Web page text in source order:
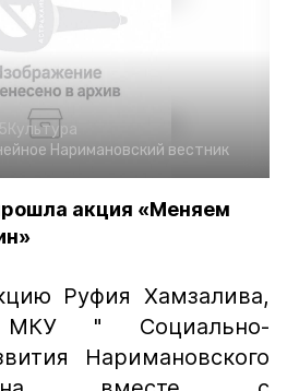
Культура
Наримановский вестник
акция «Меняем
Руфия Хамзалива,
МКУ " Социально-
Наримановского